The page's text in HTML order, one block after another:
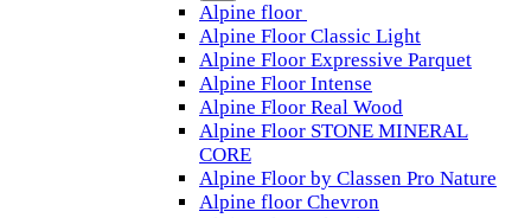
Alpine floor
Alpine Floor Classic Light
Alpine Floor Expressive Parquet
Alpine Floor Intense
Alpine Floor Real Wood
Alpine Floor STONE MINERAL
CORE
Alpine Floor by Classen Pro Nature
Alpine floor Chevron